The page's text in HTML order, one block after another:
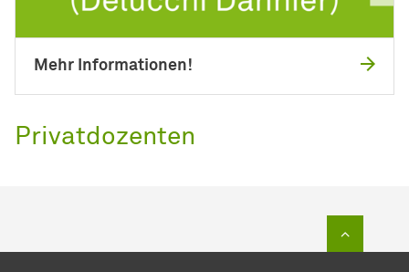
Mehr Informationen!
Privatdozenten